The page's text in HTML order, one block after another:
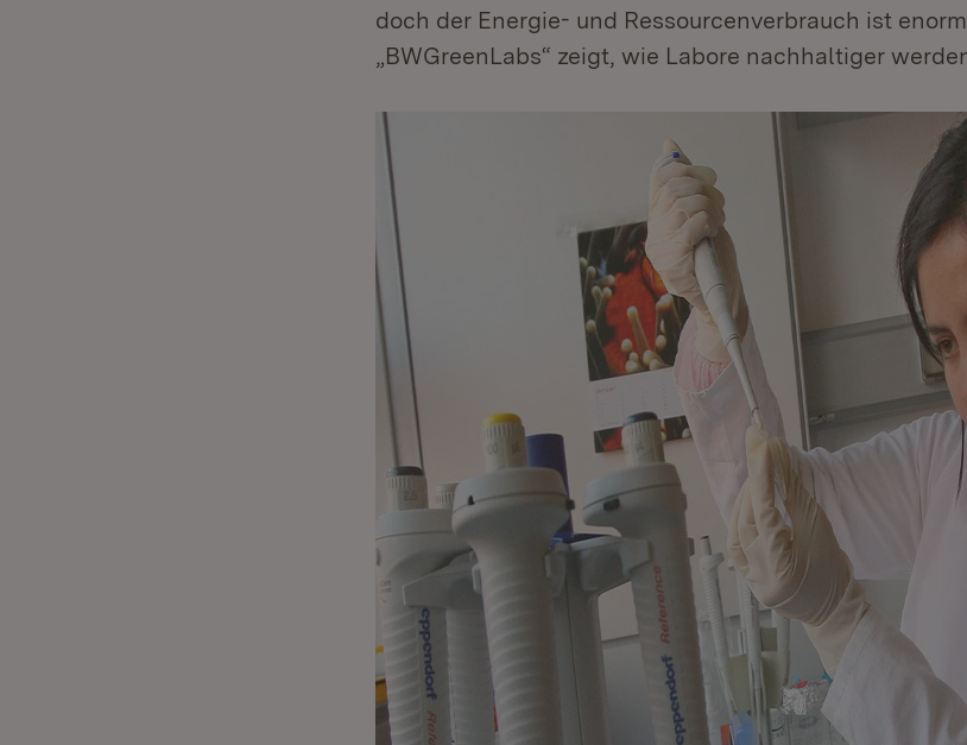
doch der Energie- und Ressourcenverbrauch ist
„BWGreenLabs“ zeigt, wie Labore nachhaltiger